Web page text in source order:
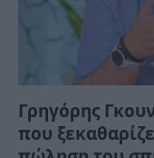
Γρηγόρης
που